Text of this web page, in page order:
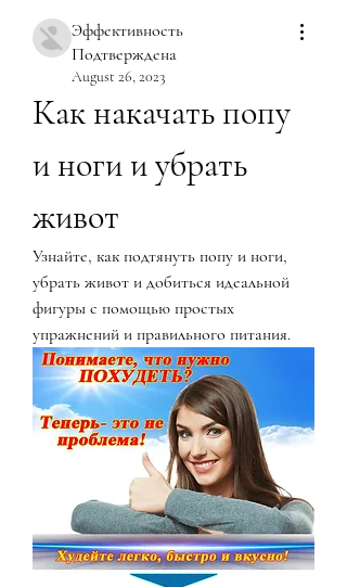
Эффективность
Подтверждена
August 26, 2023
Как накачать попу
и ноги и убрать
живот
Узнайте, как подтянуть попу и ноги,
убрать живот и добиться идеальной
фигуры с помощью простых
упражнений и правильного питания.